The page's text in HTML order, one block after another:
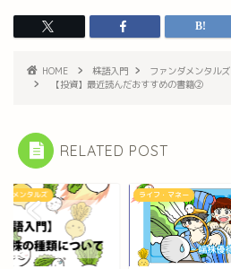
HOME 株語入門
ファンダメンタルズ
【投資】最近読んだおすすめの書籍②
RELATED POST
ダメンタルズ ライフ・マネー